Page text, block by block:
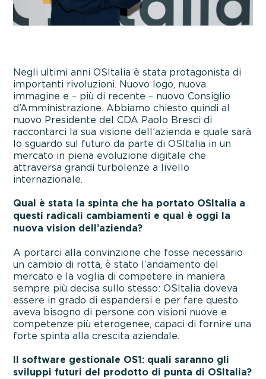
Negli ultimi anni OSItalia è stata protagonista di
importanti rivoluzioni. Nuovo logo, nuova
immagine e – più di recente – nuovo Consiglio
d’Amministrazione. Abbiamo chiesto quindi al
nuovo Presidente del CDA Paolo Bresci di
raccontarci la sua visione dell’azienda e quale sarà
lo sguardo sul futuro da parte di OSItalia in un
mercato in piena evoluzione digitale che
attraversa grandi turbolenze a livello
internazionale.
Qual è stata la spinta che ha portato OSItalia a
questi radicali cambiamenti e qual è oggi la
nuova vision dell’azienda?
A portarci alla convinzione che fosse necessario
un cambio di rotta, è stato l’andamento del
mercato e la voglia di competere in maniera
sempre più decisa sullo stesso: OSItalia doveva
essere in grado di espandersi e per fare questo
aveva bisogno di persone con visioni nuove e
competenze più eterogenee, capaci di fornire una
forte spinta alla crescita aziendale.
Il software gestionale OS1: quali saranno gli
sviluppi futuri del prodotto di punta di OSItalia?